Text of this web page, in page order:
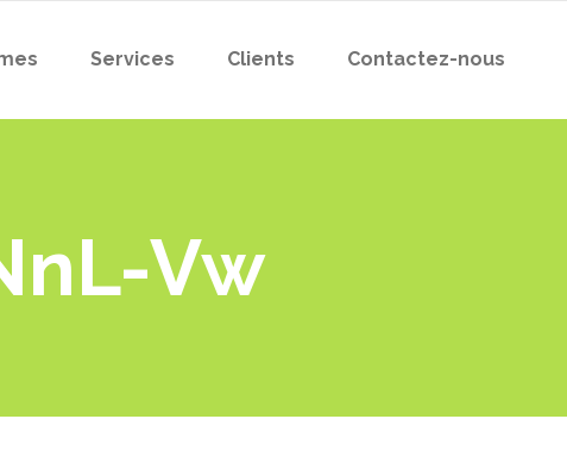
Services Clients Contactez-nous
Vw